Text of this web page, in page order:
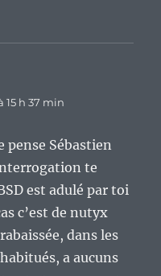
15 h 37 min
pense Sébastien
te
est adulé par toi
c’est de nutyx
dans les
a aucuns